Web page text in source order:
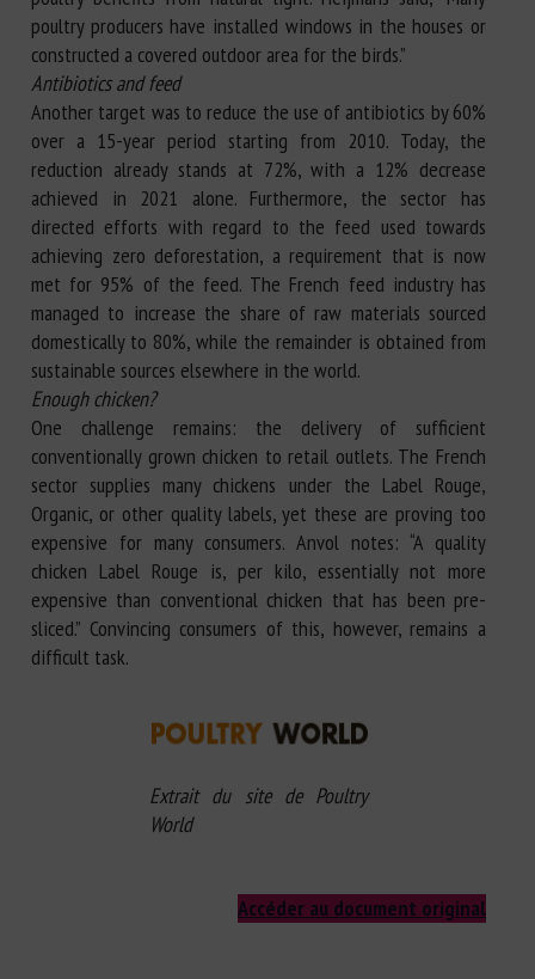
poultry producers have installed windows in the houses or
constructed a covered outdoor area for the birds.”
Antibiotics and feed
Another target was to reduce the use of antibiotics by 60%
over a 15-year period starting from 2010. Today, the
reduction already stands at 72%, with a 12% decrease
achieved in 2021 alone. Furthermore, the sector has
directed efforts with regard to the feed used towards
achieving zero deforestation, a requirement that is now
met for 95% of the feed. The French feed industry has
managed to increase the share of raw materials sourced
domestically to 80%, while the remainder is obtained from
sustainable sources elsewhere in the world.
Enough chicken?
One challenge remains: the delivery of sufficient
conventionally grown chicken to retail outlets. The French
sector supplies many chickens under the Label Rouge,
Organic, or other quality labels, yet these are proving too
expensive for many consumers. Anvol notes: “A quality
chicken Label Rouge is, per kilo, essentially not more
expensive than conventional chicken that has been pre-
sliced.” Convincing consumers of this, however, remains a
difficult task.
Extrait du site de Poultry
World
Accéder au document original